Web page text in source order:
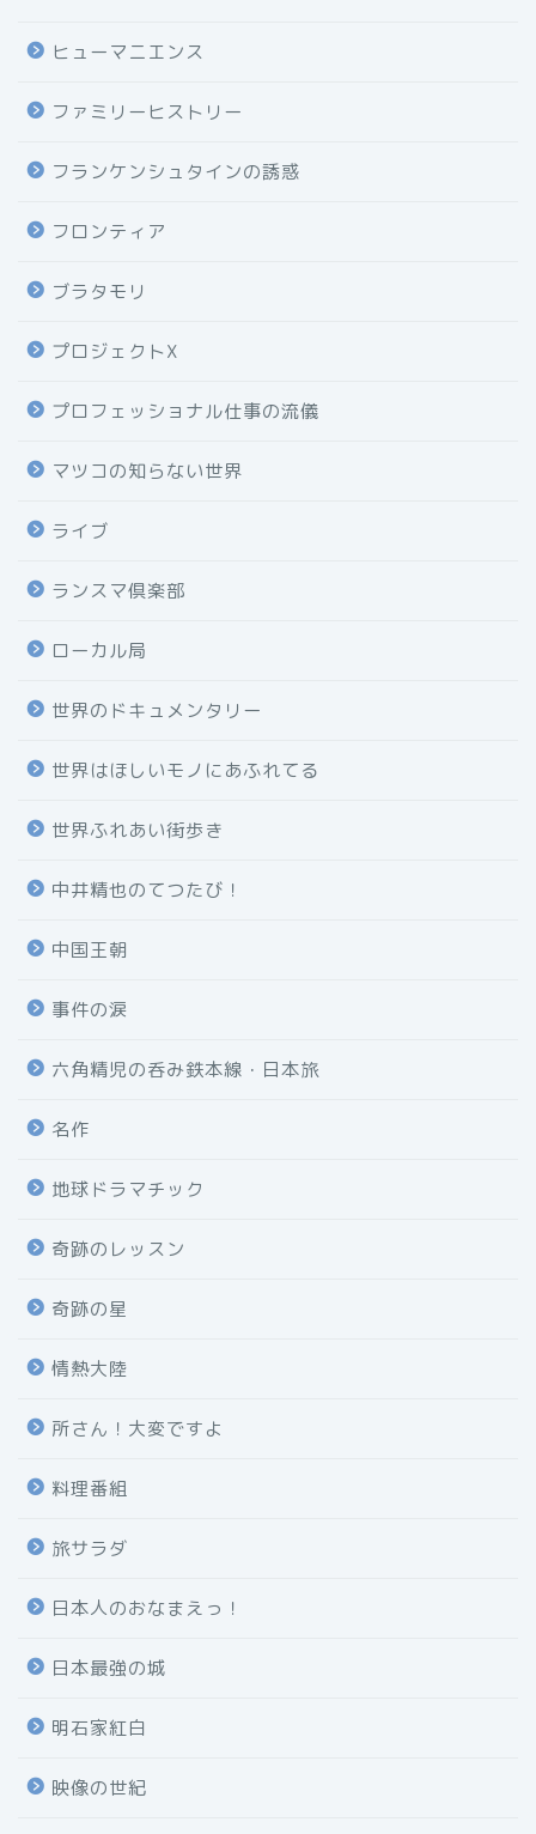
ヒューマニエンス
ファミリーヒストリー
フランケンシュタインの誘惑
フロンティア
ブラタモリ
プロジェクトX
プロフェッショナル仕事の流儀
マツコの知らない世界
ライブ
ランスマ倶楽部
ローカル局
世界のドキュメンタリー
世界はほしいモノにあふれてる
世界ふれあい街歩き
中井精也のてつたび！
中国王朝
事件の涙
六角精児の呑み鉄本線・日本旅
名作
地球ドラマチック
奇跡のレッスン
奇跡の星
情熱大陸
所さん！大変ですよ
料理番組
旅サラダ
日本人のおなまえっ！
日本最強の城
明石家紅白
映像の世紀